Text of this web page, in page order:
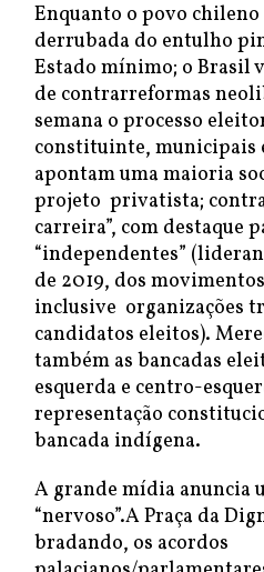
Enquanto o povo chileno
derrubada do entulho
Estado mínimo; o Brasil
de contrarreformas
semana o processo
constituinte, municipais
apontam uma maioria
projeto privatista;
carreira”, com destaque
“independentes”
de 2019, dos
inclusive organizações
candidatos eleitos).
também as bancadas
esquerda e centro-
representação
bancada indígena.
A grande mídia anuncia
“nervoso”.A Praça da
bradando, os acordos